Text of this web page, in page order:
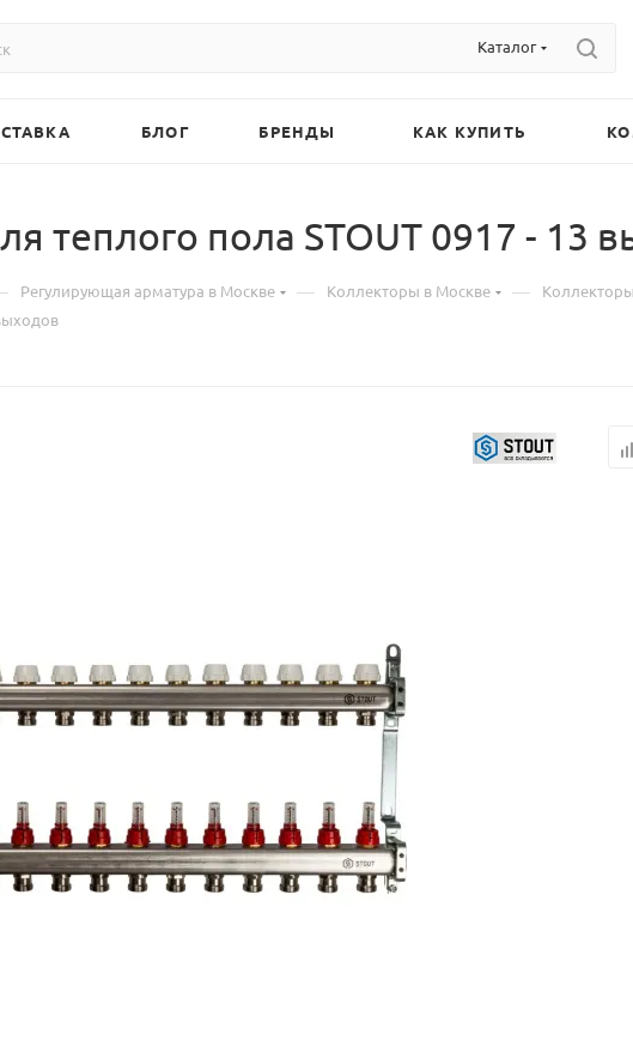
Каталог
БЛОГ БРЕНДЫ КАК КУПИТЬ
теплого пола STOUT 0917 - 13
Регулирующая арматура в Москве — Коллекторы в Москве —